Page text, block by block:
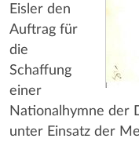
Eisler den
Auftrag für
die
Schaffung
einer
Nationalhymne der
unter Einsatz der